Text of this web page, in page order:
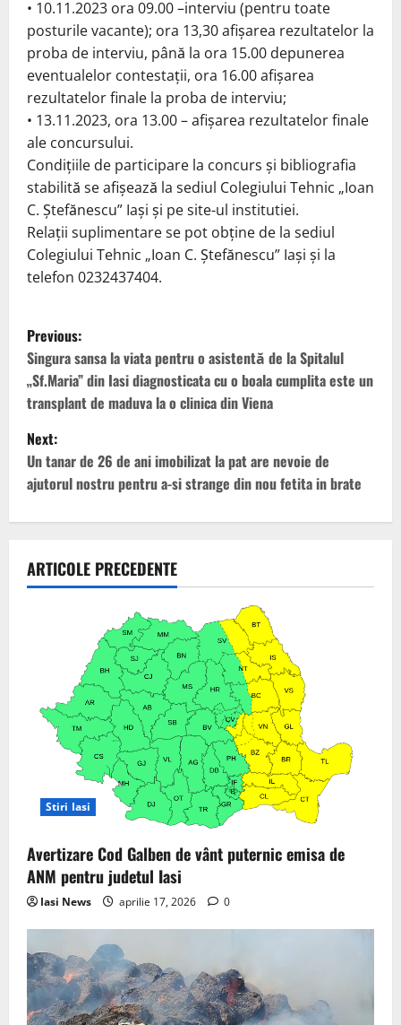
• 10.11.2023 ora 09.00 –interviu (pentru toate
posturile vacante); ora 13,30 afişarea rezultatelor la
proba de interviu, până la ora 15.00 depunerea
eventualelor contestaţii, ora 16.00 afișarea
rezultatelor finale la proba de interviu;
• 13.11.2023, ora 13.00 – afișarea rezultatelor finale
ale concursului.
Condiţiile de participare la concurs şi bibliografia
stabilită se afişează la sediul Colegiului Tehnic „Ioan
C. Ștefănescu” Iași și pe site-ul institutiei.
Relaţii suplimentare se pot obţine de la sediul
Colegiului Tehnic „Ioan C. Ștefănescu” Iași şi la
telefon 0232437404.
P
o
s
t
n
a
v
i
Previous:
Singura sansa la viata pentru o asistentă de la Spitalul
„Sf.Maria” din Iasi diagnosticata cu o boala cumplita este un
transplant de maduva la o clinica din Viena
Next:
Un tanar de 26 de ani imobilizat la pat are nevoie de
ajutorul nostru pentru a-si strange din nou fetita in brate
ARTICOLE PRECEDENTE
Stiri Iasi
Avertizare Cod Galben de vânt puternic emisa de
ANM pentru judetul Iasi
Iasi News aprilie 17, 2026 0